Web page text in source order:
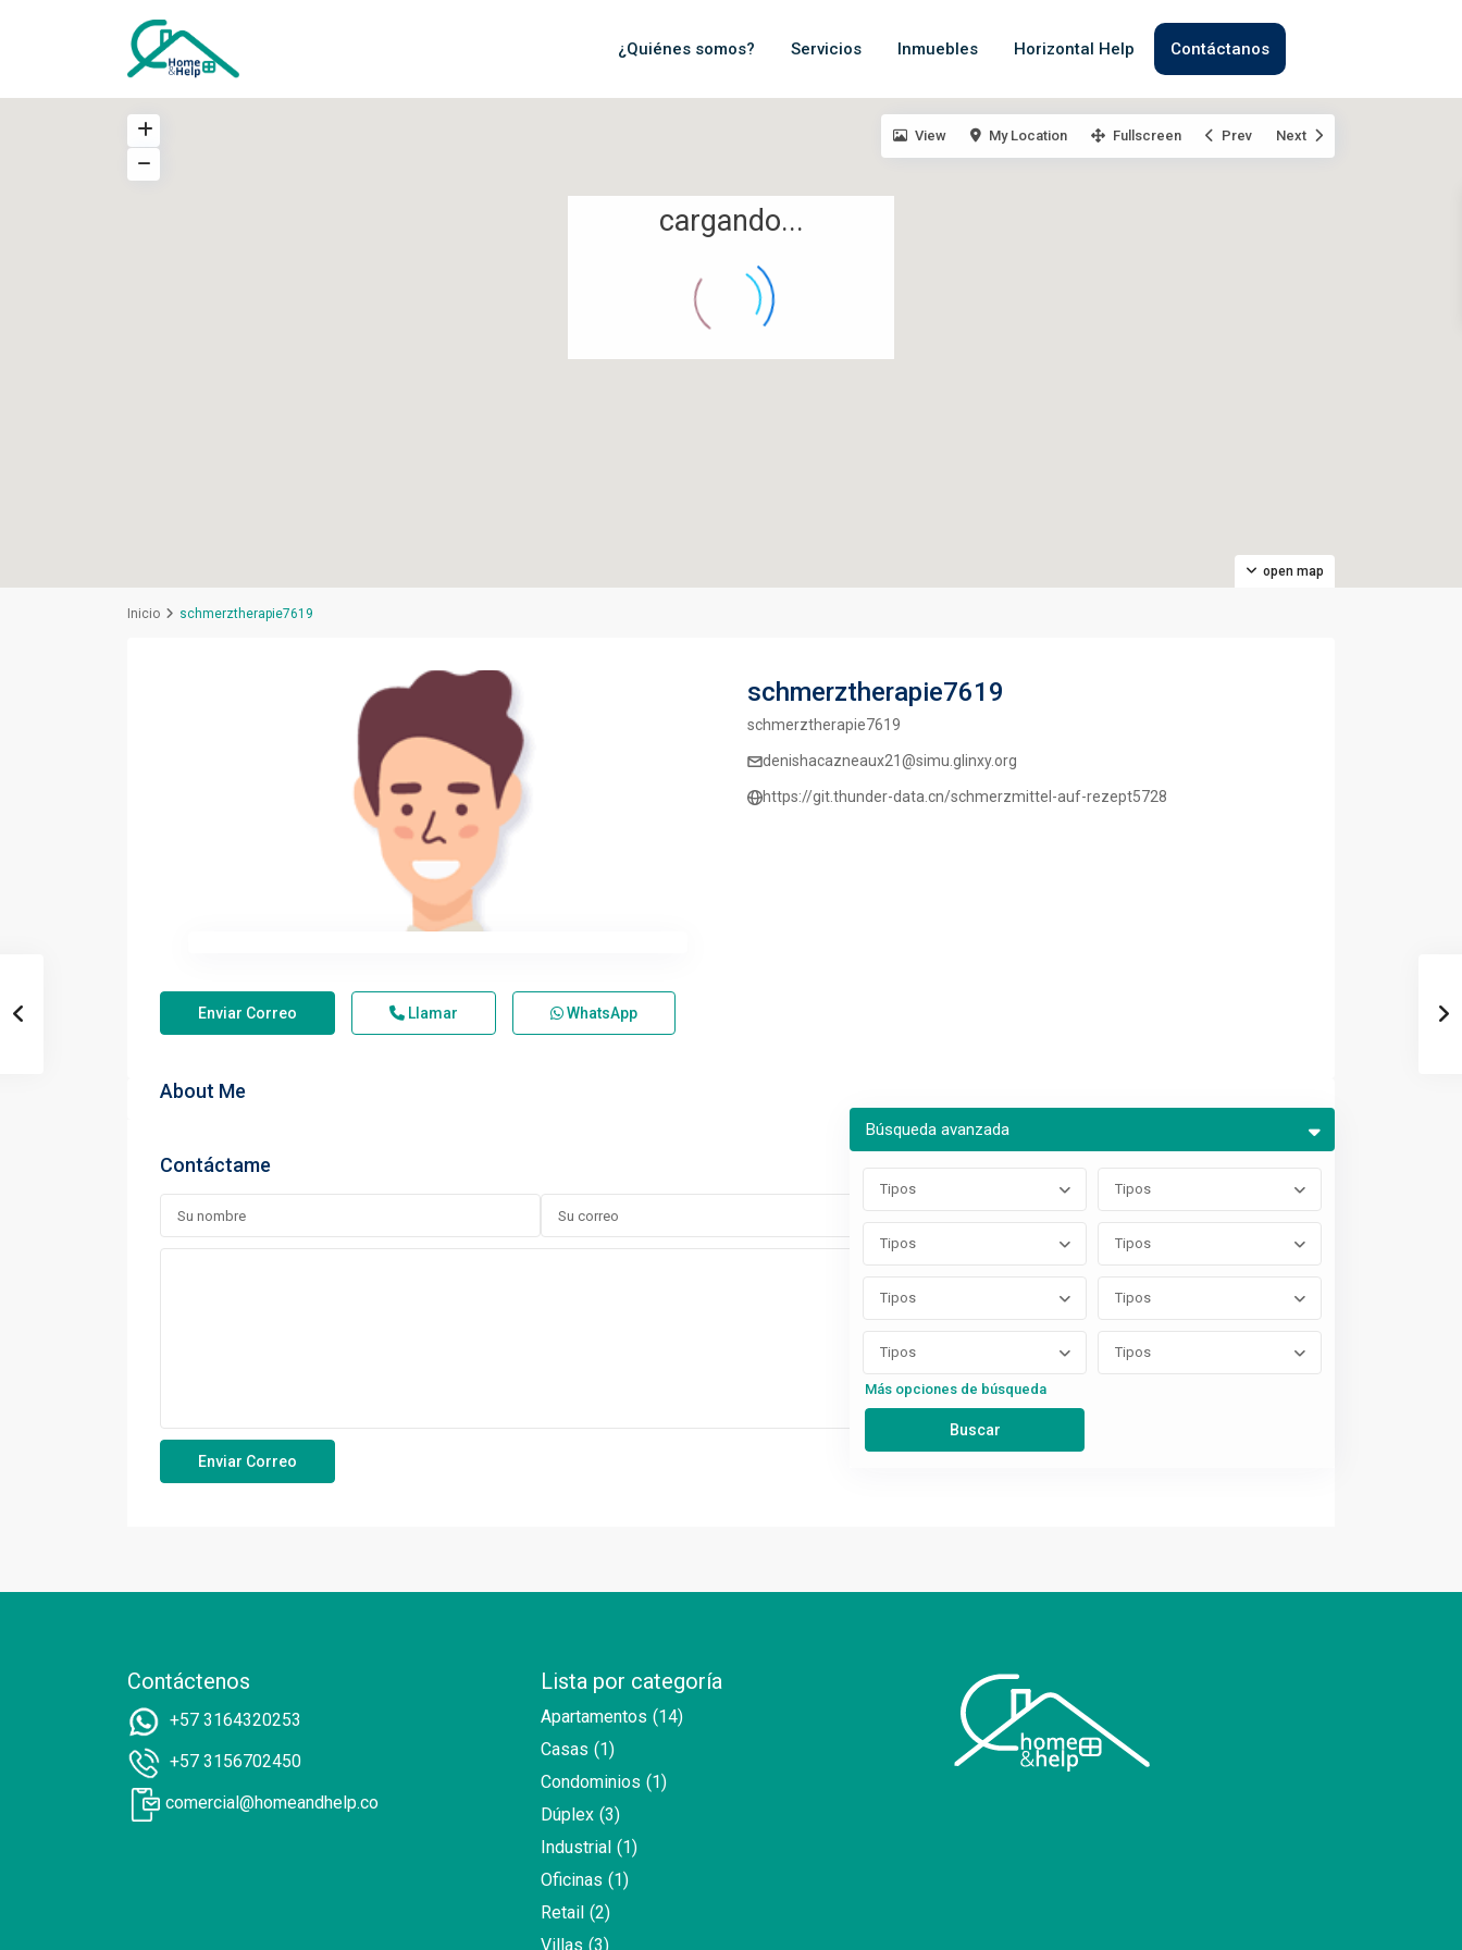
¿Quiénes somos? Servicios Inmuebles Horizontal Help Contáctanos
cargando...
open map
View My Location Fullscreen Prev Next
Búsqueda avanzada
Tipos Tipos
Tipos Tipos
Tipos Tipos
Tipos Tipos
Más opciones de búsqueda
Inicio schmerztherapie7619
schmerztherapie7619
schmerztherapie7619
denishacazneaux21@simu.glinxy.org
https://git.thunder-data.cn/schmerzmittel-auf-rezept5728
Enviar Correo Llamar WhatsApp
About Me
Contáctame
Contáctenos
+57 3164320253
+57 3156702450
comercial@homeandhelp.co
Lista por categoría
Apartamentos (14)
Casas (1)
Condominios (1)
Dúplex (3)
Industrial (1)
Oficinas (1)
Retail (2)
Villas (3)